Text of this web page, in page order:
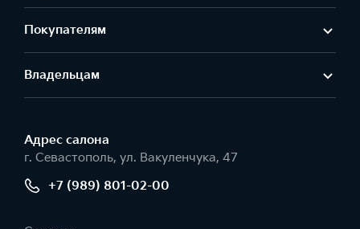
Покупателям
Владельцам
Адрес салонa
г. Севастополь, ул. Вакуленчука, 47
+7 (989) 801-02-00